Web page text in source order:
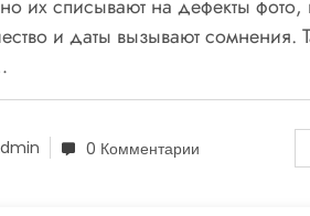
их списывают на дефекты фото,
и даты вызывают сомнения.
0 Комментарии